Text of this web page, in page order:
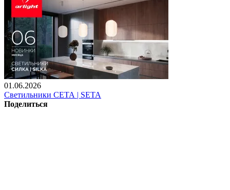
01.06.2026
Светильники СЕТА | SETA
Поделиться